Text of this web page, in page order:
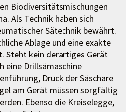
Biodiversitätsmischungen
Als Technik haben sich
Sätechnik bewährt.
Ablage und eine exakte
Steht kein derartiges Gerät
eine Drillsämaschine
Druck der Säschare
am Gerät müssen sorgfältig
Ebenso die Kreiselegge,